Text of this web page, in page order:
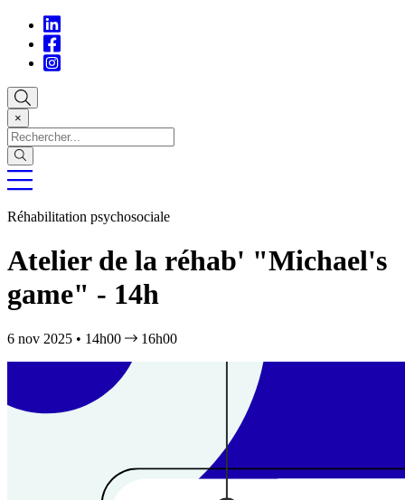
×
Réhabilitation psychosociale
Atelier de la réhab' "Michael's
game" - 14h
6 nov 2025 • 14h00 16h00